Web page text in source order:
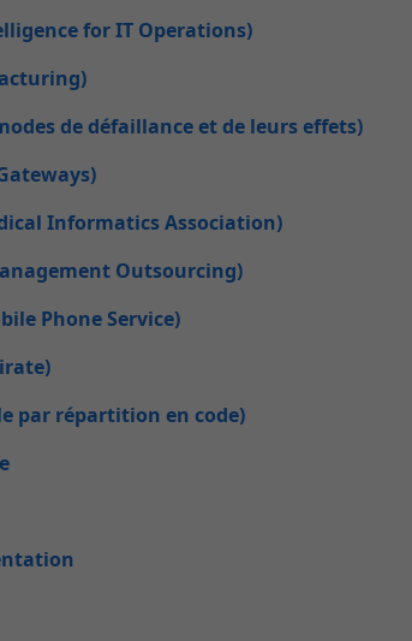
for IT Operations)
de défaillance et de leurs effets)
Informatics Association)
Outsourcing)
Phone Service)
par répartition en code)